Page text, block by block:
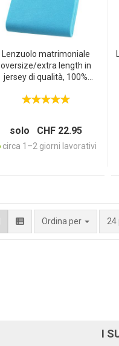
Lenzuolo matrimoniale
oversize/extra length in
jersey di qualità, 100%
cm
solo CHF 22.95
circa 1–2 giorni lavorativi
Ordina per 24
I